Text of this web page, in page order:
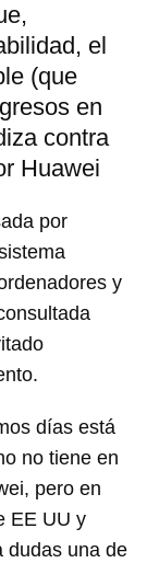
el
(que
en
contra
Huawei
por
y
días está
no tiene en
pero en
EE UU y
dudas una de